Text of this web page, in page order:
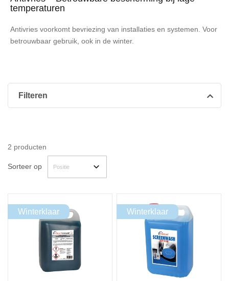
temperaturen
Antivries voorkomt bevriezing van installaties en systemen. Voor
betrouwbaar gebruik, ook in de winter.
2 producten
Sorteer op
Winterklaar Winterklaar
Filteren